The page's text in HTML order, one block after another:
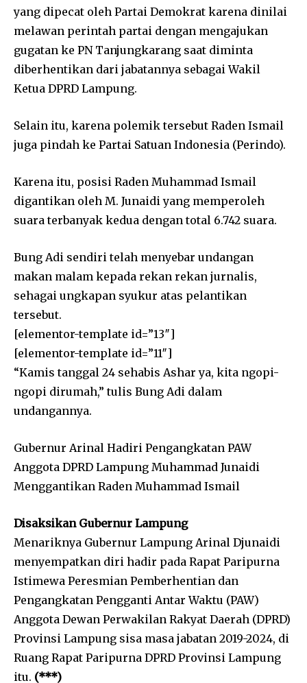
yang dipecat oleh Partai Demokrat karena dinilai
melawan perintah partai dengan mengajukan
gugatan ke PN Tanjungkarang saat diminta
diberhentikan dari jabatannya sebagai Wakil
Ketua DPRD Lampung.
Selain itu, karena polemik tersebut Raden Ismail
juga pindah ke Partai Satuan Indonesia (Perindo).
Karena itu, posisi Raden Muhammad Ismail
digantikan oleh M. Junaidi yang memperoleh
suara terbanyak kedua dengan total 6.742 suara.
Bung Adi sendiri telah menyebar undangan
makan malam kepada rekan rekan jurnalis,
sehagai ungkapan syukur atas pelantikan
tersebut.
[elementor-template id=”13″]
[elementor-template id=”11″]
“Kamis tanggal 24 sehabis Ashar ya, kita ngopi-
ngopi dirumah,” tulis Bung Adi dalam
undangannya.
Gubernur Arinal Hadiri Pengangkatan PAW
Anggota DPRD Lampung Muhammad Junaidi
Menggantikan Raden Muhammad Ismail
Disaksikan Gubernur Lampung
Menariknya Gubernur Lampung Arinal Djunaidi
menyempatkan diri hadir pada Rapat Paripurna
Istimewa Peresmian Pemberhentian dan
Pengangkatan Pengganti Antar Waktu (PAW)
Anggota Dewan Perwakilan Rakyat Daerah (DPRD)
Provinsi Lampung sisa masa jabatan 2019-2024, di
Ruang Rapat Paripurna DPRD Provinsi Lampung
itu. (***)